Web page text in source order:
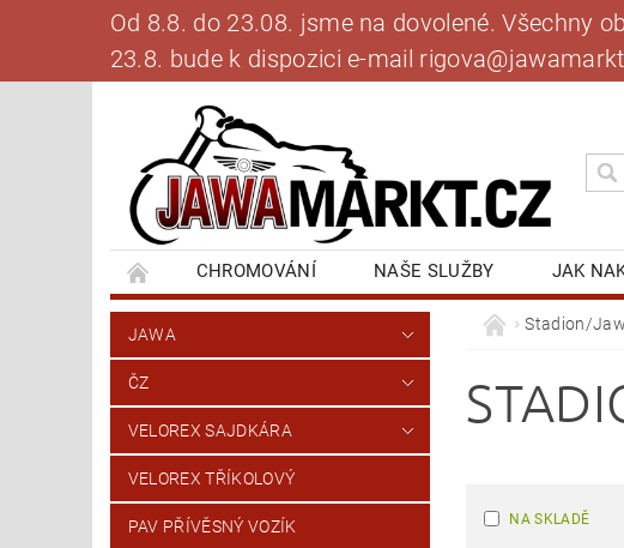
Od 8.8. do 23.08. jsme na dovolené. Všechny
23.8. bude k dispozici e-mail
CHROMOVÁNÍ NAŠE SLUŽBY JAK
BANKOVNÍ SPOJENÍ
NAPIŠTE NÁM BLOG
JAWA
ČZ
VELOREX SAJDKÁRA
VELOREX TŘÍKOLOVÝ
PAV PŘÍVĚSNÝ VOZÍK
Stadion/
NA SKLADĚ